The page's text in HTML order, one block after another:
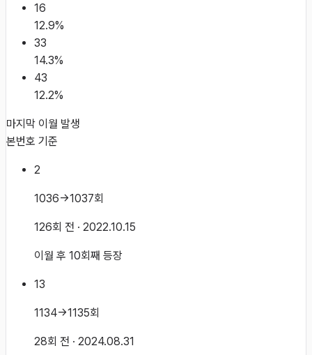
16
12.9%
33
14.3%
43
12.2%
마지막 이월 발생
본번호 기준
2
1036→1037회
126회 전 · 2022.10.15
이월 후 10회째 등장
13
1134→1135회
28회 전 · 2024.08.31